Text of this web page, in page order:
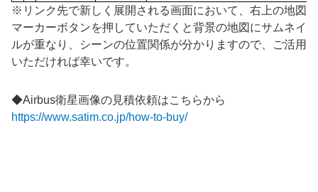
※リンク先で新しく展開される画面において、右上の地図
マーカーボタンを押していただくと背景の地図にサムネイ
ルが重なり、シーンの位置関係が分かりますので、ご活用
いただければ幸いです。
◆Airbus衛星画像の見積依頼はこちらから
https://www.satim.co.jp/how-to-buy/